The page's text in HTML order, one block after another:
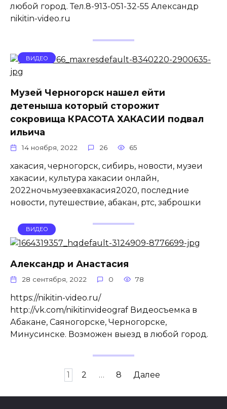
любой город. Тел.8-913-051-32-55 Александр
nikitin-video.ru
ВИДЕО
Музей Черногорск нашел ейти
детеныша который сторожит
сокровища КРАСОТА ХАКАСИИ подвал
ильича
14 ноября, 2022 26 65
хакасия, черногорск, сибирь, новости, музеи
хакасии, культура хакасии онлайн,
2022ночьмузеевхакасия2020, последние
новости, путешествие, абакан, ртс, заброшки
ВИДЕО
Александр и Анастасия
28 сентября, 2022 0 78
https://nikitin-video.ru/
http://vk.com/nikitinvideograf Видеосъемка в
Абакане, Саяногорске, Черногорске,
Минусинске. Возможен выезд в любой город.
1 2 … 8 Далее